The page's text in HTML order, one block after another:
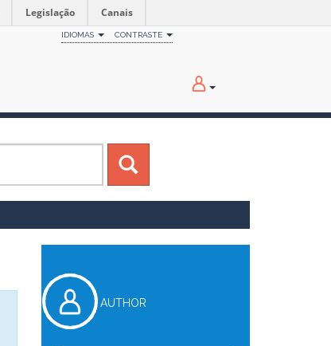
Legislação Canais
IDIOMAS CONTRASTE
AUTHOR